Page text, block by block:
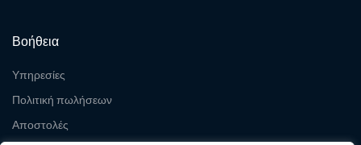
Βοήθεια
Υπηρεσίες
Πολιτική πωλήσεων
Αποστολές